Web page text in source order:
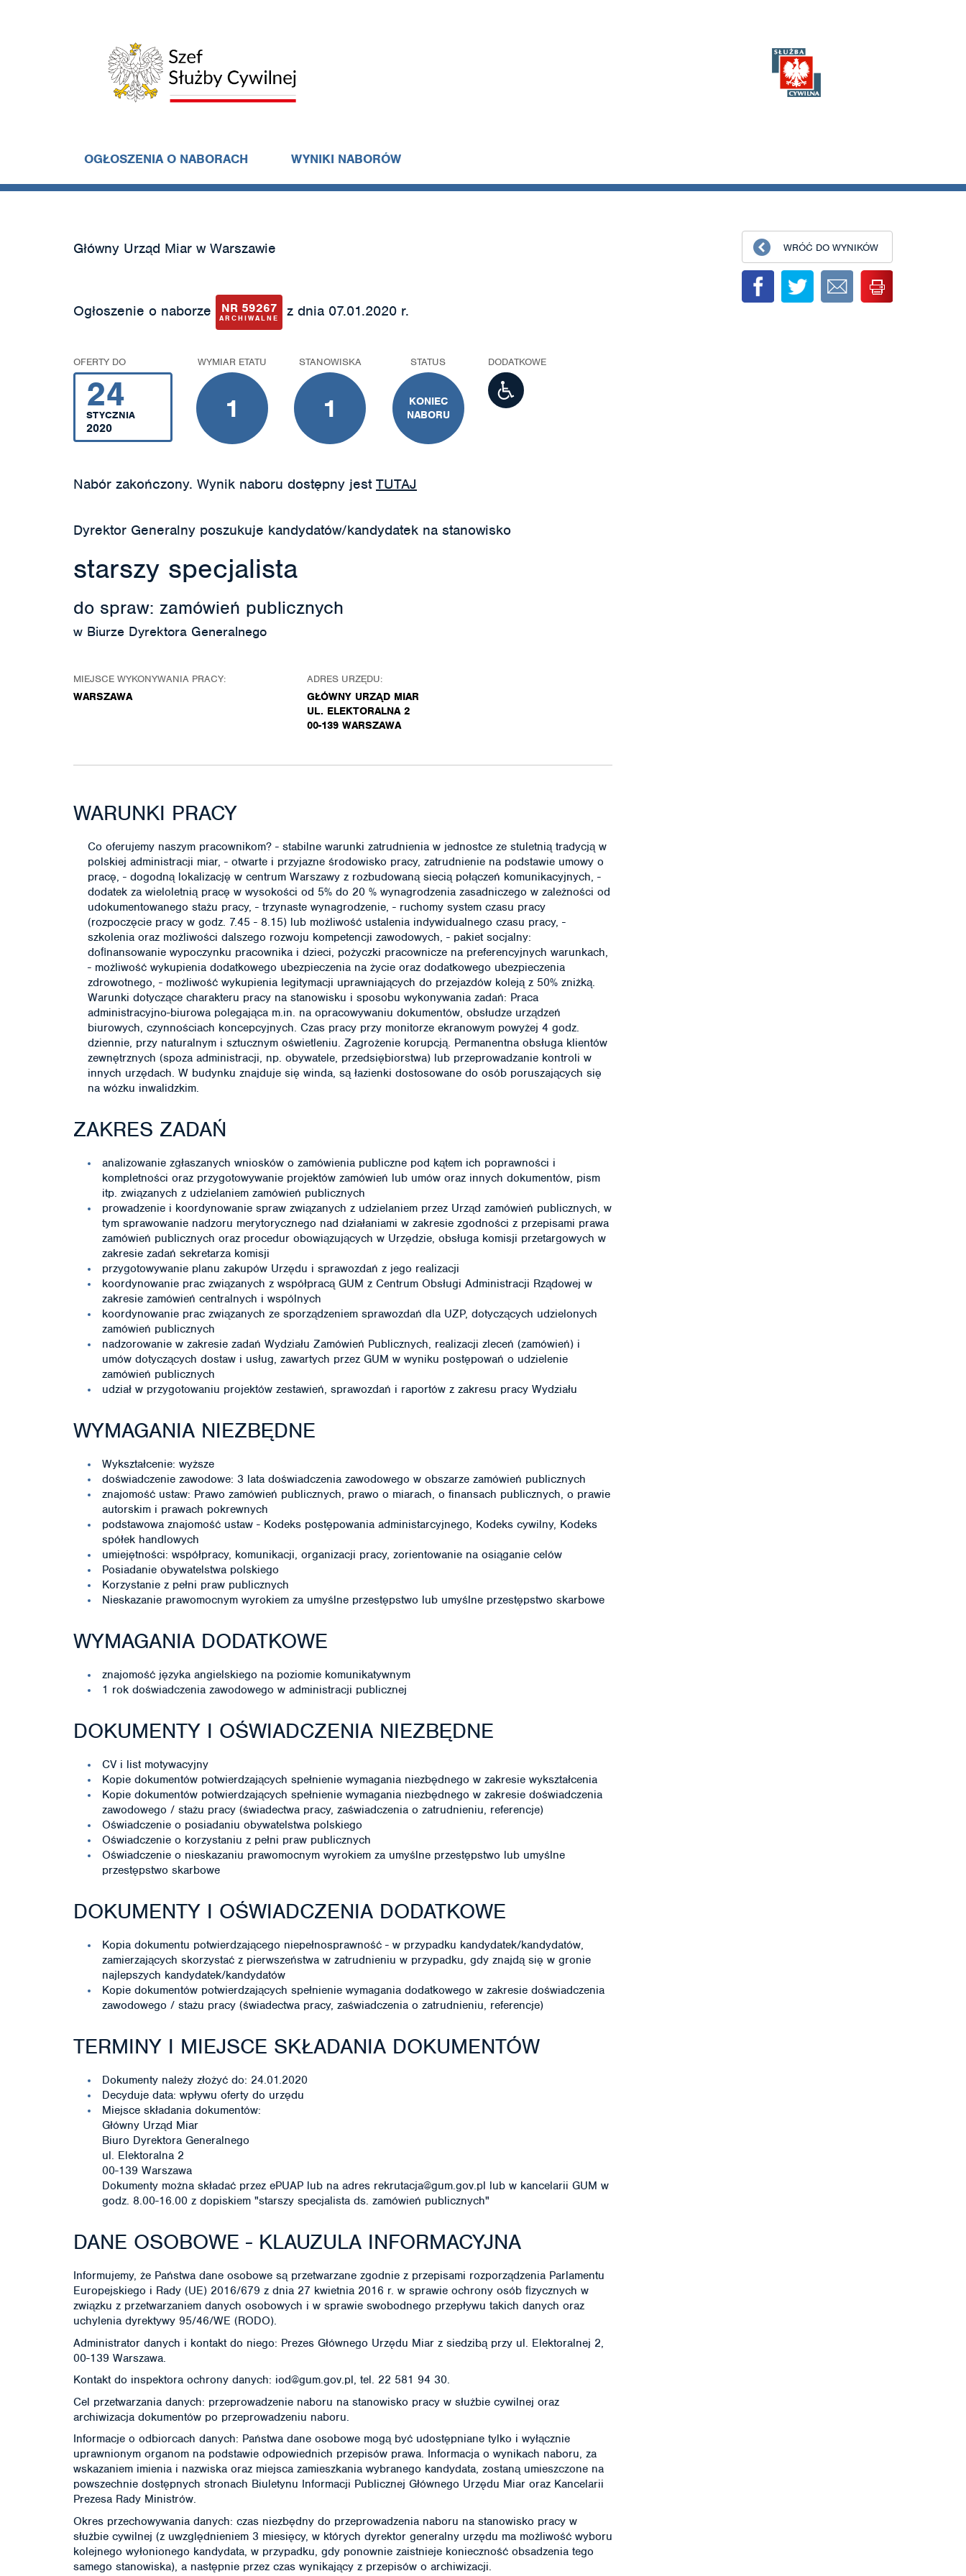
OGŁOSZENIA O NABORACH WYNIKI NABORÓW
Główny Urząd Miar w Warszawie
Ogłoszenie o naborze NR 59267
ARCHIWALNE z dnia 07.01.2020 r.
OFERTY DO
24
STYCZNIA
2020
WYMIAR ETATU
1
STANOWISKA
1
STATUS
KONIEC
NABORU
DODATKOWE
Nabór zakończony. Wynik naboru dostępny jest TUTAJ
Dyrektor Generalny poszukuje kandydatów/kandydatek na stanowisko
starszy specjalista
do spraw: zamówień publicznych
w Biurze Dyrektora Generalnego
MIEJSCE WYKONYWANIA PRACY:
WARSZAWA
ADRES URZĘDU:
GŁÓWNY URZĄD MIAR
UL. ELEKTORALNA 2
00-139 WARSZAWA
WARUNKI PRACY
Co oferujemy naszym pracownikom? - stabilne warunki zatrudnienia w jednostce ze stuletnią tradycją w
polskiej administracji miar, - otwarte i przyjazne środowisko pracy, zatrudnienie na podstawie umowy o
pracę, - dogodną lokalizację w centrum Warszawy z rozbudowaną siecią połączeń komunikacyjnych, -
dodatek za wieloletnią pracę w wysokości od 5% do 20 % wynagrodzenia zasadniczego w zależności od
udokumentowanego stażu pracy, - trzynaste wynagrodzenie, - ruchomy system czasu pracy
(rozpoczęcie pracy w godz. 7.45 - 8.15) lub możliwość ustalenia indywidualnego czasu pracy, -
szkolenia oraz możliwości dalszego rozwoju kompetencji zawodowych, - pakiet socjalny:
doﬁnansowanie wypoczynku pracownika i dzieci, pożyczki pracownicze na preferencyjnych warunkach,
- możliwość wykupienia dodatkowego ubezpieczenia na życie oraz dodatkowego ubezpieczenia
zdrowotnego, - możliwość wykupienia legitymacji uprawniających do przejazdów koleją z 50% zniżką.
Warunki dotyczące charakteru pracy na stanowisku i sposobu wykonywania zadań: Praca
administracyjno-biurowa polegająca m.in. na opracowywaniu dokumentów, obsłudze urządzeń
biurowych, czynnościach koncepcyjnych. Czas pracy przy monitorze ekranowym powyżej 4 godz.
dziennie, przy naturalnym i sztucznym oświetleniu. Zagrożenie korupcją. Permanentna obsługa klientów
zewnętrznych (spoza administracji, np. obywatele, przedsiębiorstwa) lub przeprowadzanie kontroli w
innych urzędach. W budynku znajduje się winda, są łazienki dostosowane do osób poruszających się
na wózku inwalidzkim.
ZAKRES ZADAŃ
analizowanie zgłaszanych wniosków o zamówienia publiczne pod kątem ich poprawności i
kompletności oraz przygotowywanie projektów zamówień lub umów oraz innych dokumentów, pism
itp. związanych z udzielaniem zamówień publicznych
prowadzenie i koordynowanie spraw związanych z udzielaniem przez Urząd zamówień publicznych, w
tym sprawowanie nadzoru merytorycznego nad działaniami w zakresie zgodności z przepisami prawa
zamówień publicznych oraz procedur obowiązujących w Urzędzie, obsługa komisji przetargowych w
zakresie zadań sekretarza komisji
przygotowywanie planu zakupów Urzędu i sprawozdań z jego realizacji
koordynowanie prac związanych z współpracą GUM z Centrum Obsługi Administracji Rządowej w
zakresie zamówień centralnych i wspólnych
koordynowanie prac związanych ze sporządzeniem sprawozdań dla UZP, dotyczących udzielonych
zamówień publicznych
nadzorowanie w zakresie zadań Wydziału Zamówień Publicznych, realizacji zleceń (zamówień) i
umów dotyczących dostaw i usług, zawartych przez GUM w wyniku postępowań o udzielenie
zamówień publicznych
udział w przygotowaniu projektów zestawień, sprawozdań i raportów z zakresu pracy Wydziału
WYMAGANIA NIEZBĘDNE
Wykształcenie: wyższe
doświadczenie zawodowe: 3 lata doświadczenia zawodowego w obszarze zamówień publicznych
znajomość ustaw: Prawo zamówień publicznych, prawo o miarach, o finansach publicznych, o prawie
autorskim i prawach pokrewnych
podstawowa znajomość ustaw - Kodeks postępowania administarcyjnego, Kodeks cywilny, Kodeks
spółek handlowych
umiejętności: współpracy, komunikacji, organizacji pracy, zorientowanie na osiąganie celów
Posiadanie obywatelstwa polskiego
Korzystanie z pełni praw publicznych
Nieskazanie prawomocnym wyrokiem za umyślne przestępstwo lub umyślne przestępstwo skarbowe
WYMAGANIA DODATKOWE
znajomość języka angielskiego na poziomie komunikatywnym
1 rok doświadczenia zawodowego w administracji publicznej
DOKUMENTY I OŚWIADCZENIA NIEZBĘDNE
CV i list motywacyjny
Kopie dokumentów potwierdzających spełnienie wymagania niezbędnego w zakresie wykształcenia
Kopie dokumentów potwierdzających spełnienie wymagania niezbędnego w zakresie doświadczenia
zawodowego / stażu pracy (świadectwa pracy, zaświadczenia o zatrudnieniu, referencje)
Oświadczenie o posiadaniu obywatelstwa polskiego
Oświadczenie o korzystaniu z pełni praw publicznych
Oświadczenie o nieskazaniu prawomocnym wyrokiem za umyślne przestępstwo lub umyślne
przestępstwo skarbowe
DOKUMENTY I OŚWIADCZENIA DODATKOWE
Kopia dokumentu potwierdzającego niepełnosprawność - w przypadku kandydatek/kandydatów,
zamierzających skorzystać z pierwszeństwa w zatrudnieniu w przypadku, gdy znajdą się w gronie
najlepszych kandydatek/kandydatów
Kopie dokumentów potwierdzających spełnienie wymagania dodatkowego w zakresie doświadczenia
zawodowego / stażu pracy (świadectwa pracy, zaświadczenia o zatrudnieniu, referencje)
TERMINY I MIEJSCE SKŁADANIA DOKUMENTÓW
Dokumenty należy złożyć do: 24.01.2020
Decyduje data: wpływu oferty do urzędu
Miejsce składania dokumentów:
Główny Urząd Miar
Biuro Dyrektora Generalnego
ul. Elektoralna 2
00-139 Warszawa
Dokumenty można składać przez ePUAP lub na adres rekrutacja@gum.gov.pl lub w kancelarii GUM w
godz. 8.00-16.00 z dopiskiem "starszy specjalista ds. zamówień publicznych"
DANE OSOBOWE - KLAUZULA INFORMACYJNA
Informujemy, że Państwa dane osobowe są przetwarzane zgodnie z przepisami rozporządzenia Parlamentu
Europejskiego i Rady (UE) 2016/679 z dnia 27 kwietnia 2016 r. w sprawie ochrony osób ﬁzycznych w
związku z przetwarzaniem danych osobowych i w sprawie swobodnego przepływu takich danych oraz
uchylenia dyrektywy 95/46/WE (RODO).
Administrator danych i kontakt do niego: Prezes Głównego Urzędu Miar z siedzibą przy ul. Elektoralnej 2,
00-139 Warszawa.
Kontakt do inspektora ochrony danych: iod@gum.gov.pl, tel. 22 581 94 30.
Cel przetwarzania danych: przeprowadzenie naboru na stanowisko pracy w służbie cywilnej oraz
archiwizacja dokumentów po przeprowadzeniu naboru.
Informacje o odbiorcach danych: Państwa dane osobowe mogą być udostępniane tylko i wyłącznie
uprawnionym organom na podstawie odpowiednich przepisów prawa. Informacja o wynikach naboru, za
wskazaniem imienia i nazwiska oraz miejsca zamieszkania wybranego kandydata, zostaną umieszczone na
powszechnie dostępnych stronach Biuletynu Informacji Publicznej Głównego Urzędu Miar oraz Kancelarii
Prezesa Rady Ministrów.
Okres przechowywania danych: czas niezbędny do przeprowadzenia naboru na stanowisko pracy w
służbie cywilnej (z uwzględnieniem 3 miesięcy, w których dyrektor generalny urzędu ma możliwość wyboru
kolejnego wyłonionego kandydata, w przypadku, gdy ponownie zaistnieje konieczność obsadzenia tego
samego stanowiska), a następnie przez czas wynikający z przepisów o archiwizacji.
WRÓĆ DO WYNIKÓW